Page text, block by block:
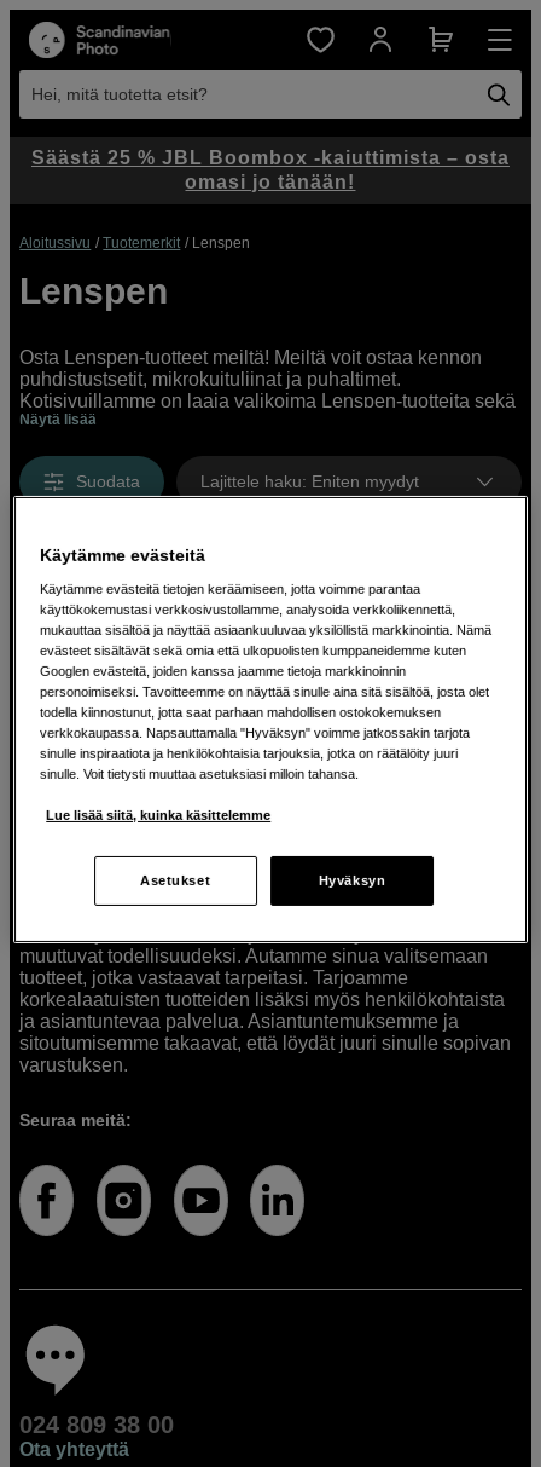
Hei, mitä tuotetta etsit?
Aloitussivu Tuotemerkit Lenspen
Lenspen
Osta Lenspen-tuotteet meiltä! Meiltä voit ostaa kennon
puhdistustsetit, mikrokuituliinat ja puhaltimet.
Kotisivuillamme on laaja valikoima Lenspen-tuotteita sekä
ammattikäyttäjille että aloittelijalle.
Näytä lisää
Suodata Lajittele haku: Eniten myydyt
Näyttää 0 tuotetta
Ratkaisuja luoville ihmisille jo vuodesta
1982
Olemme Scandinavian Photolla jo yli 40 vuoden ajan
muun muassa valokuvauksen, äänen, videokuvauksen ja
teknologian tarpeisiin. Palvelemme myös elokuvan,
muuttuvat todellisuudeksi. Autamme sinua valitsemaan
tuotteet, jotka vastaavat tarpeitasi. Tarjoamme
korkealaatuisten tuotteiden lisäksi myös henkilökohtaista
ja asiantuntevaa palvelua. Asiantuntemuksemme ja
sitoutumisemme takaavat, että löydät juuri sinulle sopivan
varustuksen.
Seuraa meitä:
024 809 38 00
Ota yhteyttä
Säästä 25 % JBL Boombox -kaiuttimista – osta
omasi jo tänään!
Käytämme evästeitä
Käytämme evästeitä tietojen keräämiseen, jotta voimme parantaa
käyttökokemustasi verkkosivustollamme, analysoida verkkoliikennettä,
mukauttaa sisältöä ja näyttää asiaankuuluvaa yksilöllistä markkinointia. Nämä
evästeet sisältävät sekä omia että ulkopuolisten kumppaneidemme kuten
Googlen evästeitä, joiden kanssa jaamme tietoja markkinoinnin
personoimiseksi. Tavoitteemme on näyttää sinulle aina sitä sisältöä, josta olet
todella kiinnostunut, jotta saat parhaan mahdollisen ostokokemuksen
verkkokaupassa. Napsauttamalla "Hyväksyn" voimme jatkossakin tarjota
sinulle inspiraatiota ja henkilökohtaisia tarjouksia, jotka on räätälöity juuri
sinulle. Voit tietysti muuttaa asetuksiasi milloin tahansa.
Lue lisää siitä, kuinka käsittelemme
Asetukset Hyväksyn